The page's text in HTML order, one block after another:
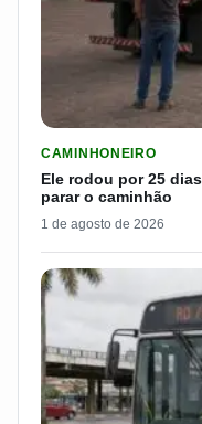
CAMINHONEIRO
Ele rodou por 25
parar o caminhão
1 de agosto de 2026